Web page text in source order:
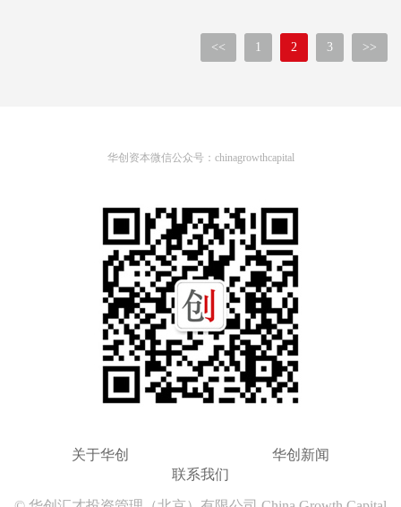
<< 1 2 3 >>
华创资本微信公众号：chinagrowthcapital
关于华创
华创新闻
联系我们